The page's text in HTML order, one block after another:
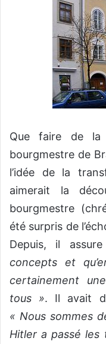
Que faire de la
bourgmestre de
l’idée de la
aimerait la
bourgmestre
été surpris de
Depuis, il
concepts et
certainement
tous ». Il avait
« Nous sommes
Hitler a passé les